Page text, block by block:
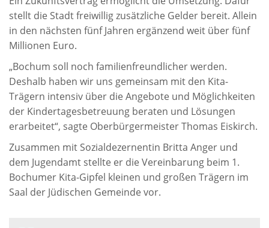
stellt die Stadt freiwillig zusätzliche Gelder bereit. Allein
in den nächsten fünf Jahren ergänzend weit über fünf
Millionen Euro.
„Bochum soll noch familienfreundlicher werden.
Deshalb haben wir uns gemeinsam mit den Kita-
Trägern intensiv über die Angebote und Möglichkeiten
der Kindertagesbetreuung beraten und Lösungen
erarbeitet“, sagte Oberbürgermeister Thomas Eiskirch.
Zusammen mit Sozialdezernentin Britta Anger und
dem Jugendamt stellte er die Vereinbarung beim 1.
Bochumer Kita-Gipfel kleinen und großen Trägern im
Saal der Jüdischen Gemeinde vor.